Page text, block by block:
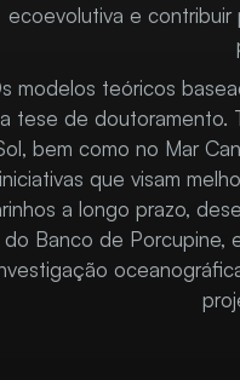
ecoevolutiva e
modelos teóricos
tese de doutoramento.
bem como no Mar
iniciativas que visam
a longo prazo,
do Banco de Porcupine,